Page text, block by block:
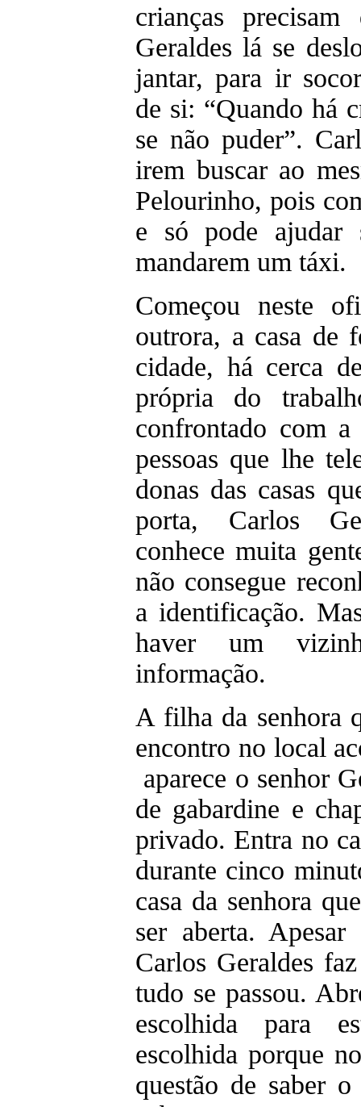
crianças
Geraldes lá se
jantar, para ir
de si: “Quando há
se não puder”.
irem buscar ao
Pelourinho, pois
e só pode ajudar
mandarem um táxi.
Começou neste
outrora, a casa de
cidade, há cerca
própria do
confrontado com a
pessoas que lhe
donas das casas
porta, Carlos
conhece muita
não consegue
a identificação.
haver um
informação.
A filha da senhora
encontro no local
aparece o senhor
de gabardine e
privado. Entra no
durante cinco
casa da senhora
ser aberta.
Carlos Geraldes
tudo se passou.
escolhida para
escolhida porque
questão de saber